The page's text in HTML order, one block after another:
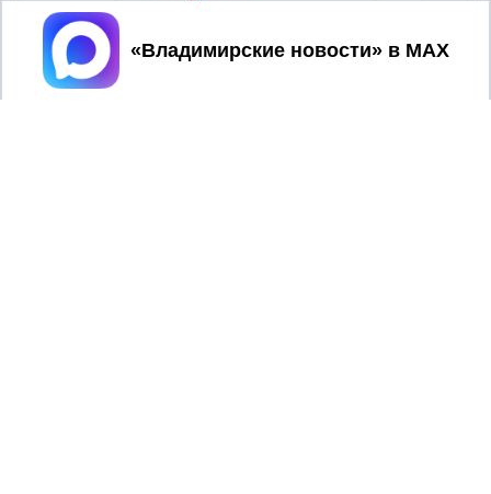
Принять